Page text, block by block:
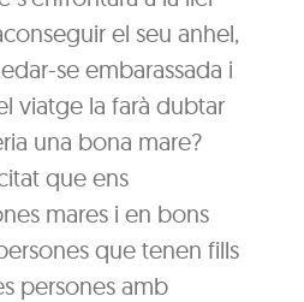
el seu anhel,
se embarassada i
viatge la farà dubtar
una bona mare?
que ens
mares i en bons
que tenen fills
persones amb